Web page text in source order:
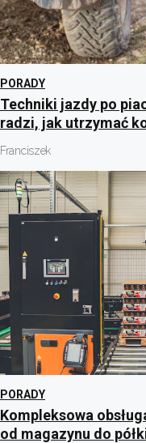
PORADY
Techniki jazdy po
radzi, jak utrzymać
Franciszek
PORADY
Kompleksowa
od magazynu do